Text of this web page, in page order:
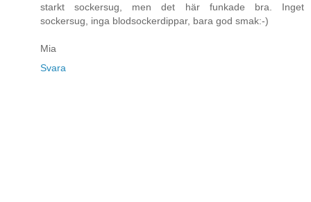
starkt sockersug, men det här funkade bra. Inget
sockersug, inga blodsockerdippar, bara god smak:-)
Mia
Svara